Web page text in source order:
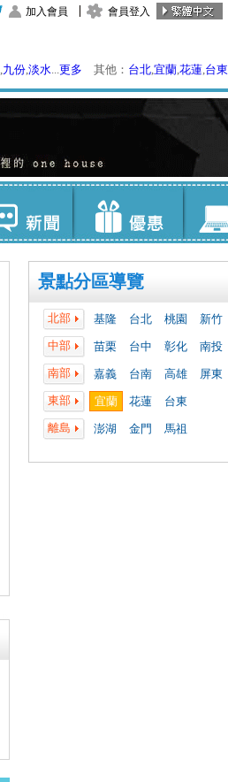
加入會員 會員登入
,九份,淡水...更多 其他： 台北,宜蘭,花蓮,台東
景點分區導覽
北部 基隆 台北 桃園
新竹
中部
苗栗 台中 彰化 南投
南部
嘉義 台南 高雄
屏東
東部
宜蘭 花蓮
台東
離島
澎湖 金門 馬祖